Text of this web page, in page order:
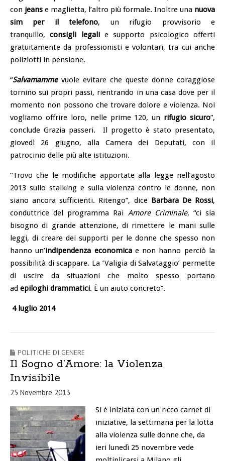
con jeans e maglietta, l’altro più formale. Inoltre una nuova
sim per il telefono, un rifugio provvisorio e
tranquillo,consigli legalie supporto psicologico offerti
gratuitamente da professionisti e volontari, tra cui anche
poliziotti in pensione.
“Salvamamme vuole evitare che queste donne coraggiose
tornino sui propri passi, rientrando in una casa dove per il
momento non possono che trovare dolore e violenza. Noi
vogliamo offrire loro, nelle prime 120, un rifugio sicuro”,
conclude Grazia passeri. Il progetto è stato presentato,
giovedì 26 giugno, alla Camera dei Deputati, con il
patrocinio delle più alte istituzioni.
“Trovo che le modifiche apportate alla legge nell’agosto
2013 sullo stalking e sulla violenza contro le donne, non
siano ancora sufficienti. Ritengo”, dice Barbara De Rossi,
conduttrice del programma Rai Amore Criminale, “ci sia
bisogno di grande attenzione, di rimettere le mani sulle
leggi, di creare dei supporti per le donne che spesso non
hanno un’indipendenza economicae non hanno perciò la
possibilità di scappare. La ‘Valigia di Salvataggio’ permette
di uscire da situazioni che molto spesso portano
ad epiloghi drammatici. È un aiuto concreto”.
4 luglio 2014
POLITICHE DI GENERE
Il Sogno d’Amore: la Violenza
Invisibile
25 Novembre 2013
Si è iniziata con un ricco carnet di
iniziative, la settimana per la lotta
alla violenza sulle donne che, da
ieri lunedì 25 novembre vede